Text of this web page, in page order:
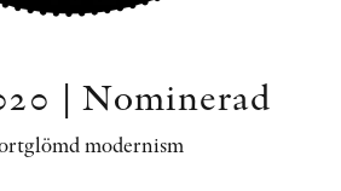
| Nominerad
modernism